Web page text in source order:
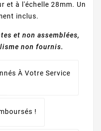
et à l'échelle 28mm. Un
inclus.
et non assemblées,
non fournis.
À Votre Service
!